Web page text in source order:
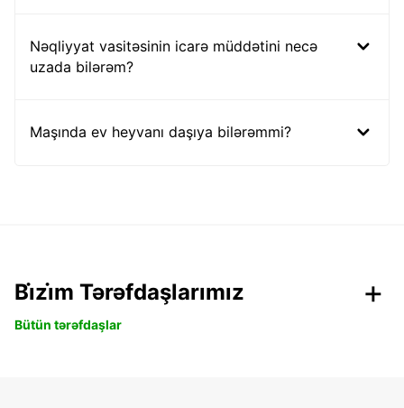
Nəqliyyat vasitəsinin icarə müddətini necə
uzada bilərəm?
Maşında ev heyvanı daşıya bilərəmmi?
Bi̇zi̇m Tərəfdaşlarımız
Bütün tərəfdaşlar